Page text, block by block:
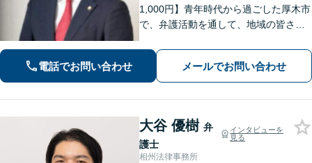
1,000円】青年時代から過ごした厚木市
で、弁護活動を通して、地域の皆さま
産・インターネット問題など幅広い分
野に対応可能です。【休日・夜間対
応】
電話でお問い合わせ メールでお問い合わせ
大谷 優樹 弁
護士
インタビューを
見る
相州法律事務所